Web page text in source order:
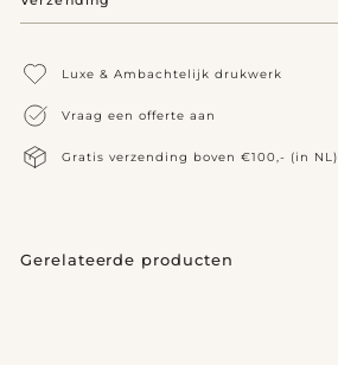
Luxe & Ambachtelijk drukwerk
Vraag een offerte aan
Gratis verzending boven €100,- (in NL)
Gerelateerde producten